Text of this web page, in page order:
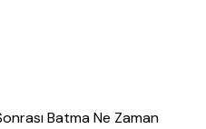
Batma Ne Zaman